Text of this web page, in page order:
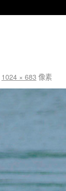
1024 × 683 像素